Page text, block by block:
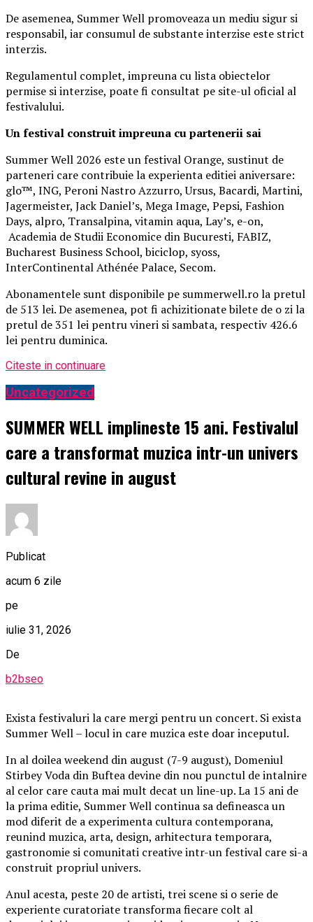
De asemenea, Summer Well promoveaza un mediu sigur si
responsabil, iar consumul de substante interzise este strict
interzis.
Regulamentul complet, impreuna cu lista obiectelor
permise si interzise, poate fi consultat pe site-ul oficial al
festivalului.
Un festival construitimpreuna cu partenerii sai
Summer Well 2026 este un festival Orange, sustinut de
parteneri care contribuie la experienta editiei aniversare:
glo™, ING, Peroni Nastro Azzurro, Ursus, Bacardi, Martini,
Jagermeister, Jack Daniel’s, Mega Image, Pepsi, Fashion
Days, alpro, Transalpina, vitamin aqua, Lay’s, e-on,
Academia de Studii Economice din Bucuresti, FABIZ,
Bucharest Business School, biciclop, syoss,
InterContinental Athénée Palace, Secom.
Abonamentele sunt disponibile pe summerwell.ro la pretul
de 513 lei. De asemenea, pot fi achizitionate bilete de o zi la
pretul de 351 lei pentru vineri si sambata, respectiv 426.6
lei pentru duminica.
Citeste in continuare
Uncategorized
SUMMER WELL implineste 15 ani. Festivalul
care a transformat muzica intr-un univers
cultural revine in august
Publicat
acum 6 zile
pe
iulie 31, 2026
De
b2bseo
Exista festivaluri la care mergi pentru un concert. Si exista
Summer Well – locul in care muzica este doar inceputul.
In al doilea weekend din august (7-9 august), Domeniul
Stirbey Voda din Buftea devine din nou punctul de intalnire
al celor care cauta mai mult decat un line-up. La 15 ani de
la prima editie, Summer Well continua sa defineasca un
mod diferit de a experimenta cultura contemporana,
reunind muzica, arta, design, arhitectura temporara,
gastronomie si comunitati creative intr-un festival care si-a
construit propriul univers.
Anul acesta, peste 20 de artisti, trei scene si o serie de
experiente curatoriate transforma fiecare colt al